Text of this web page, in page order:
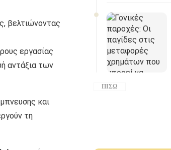
βελτιώνοντας
εργασίας
αντάξια των
και
τη
ΠΊΣΩ